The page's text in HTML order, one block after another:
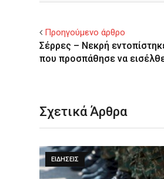
Προηγούμενο άρθρο
Σέρρες – Νεκρή
που προσπάθησε να
Σχετικά Άρθρα
ΕΙΔΉΣΕΙΣ